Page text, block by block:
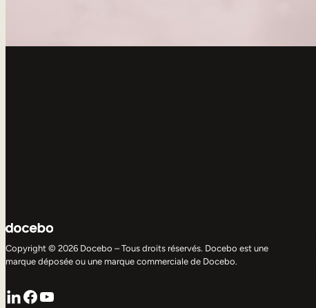
Copyright © 2026 Docebo – Tous droits réservés. Docebo est une
marque déposée ou une marque commerciale de Docebo.
LinkedIn
Facebook
YouTube